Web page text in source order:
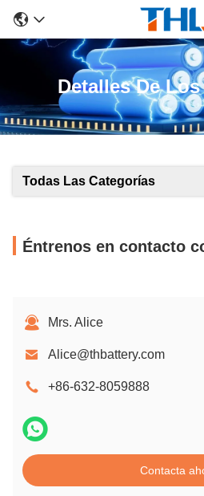
Detalles De
Todas Las Categorías
Éntrenos en contacto
Mrs. Alice
Alice@thbattery.com
+86-632-8059888
Contacta